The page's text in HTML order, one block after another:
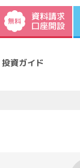
無料 資料請求
口座開設
投資ガイド